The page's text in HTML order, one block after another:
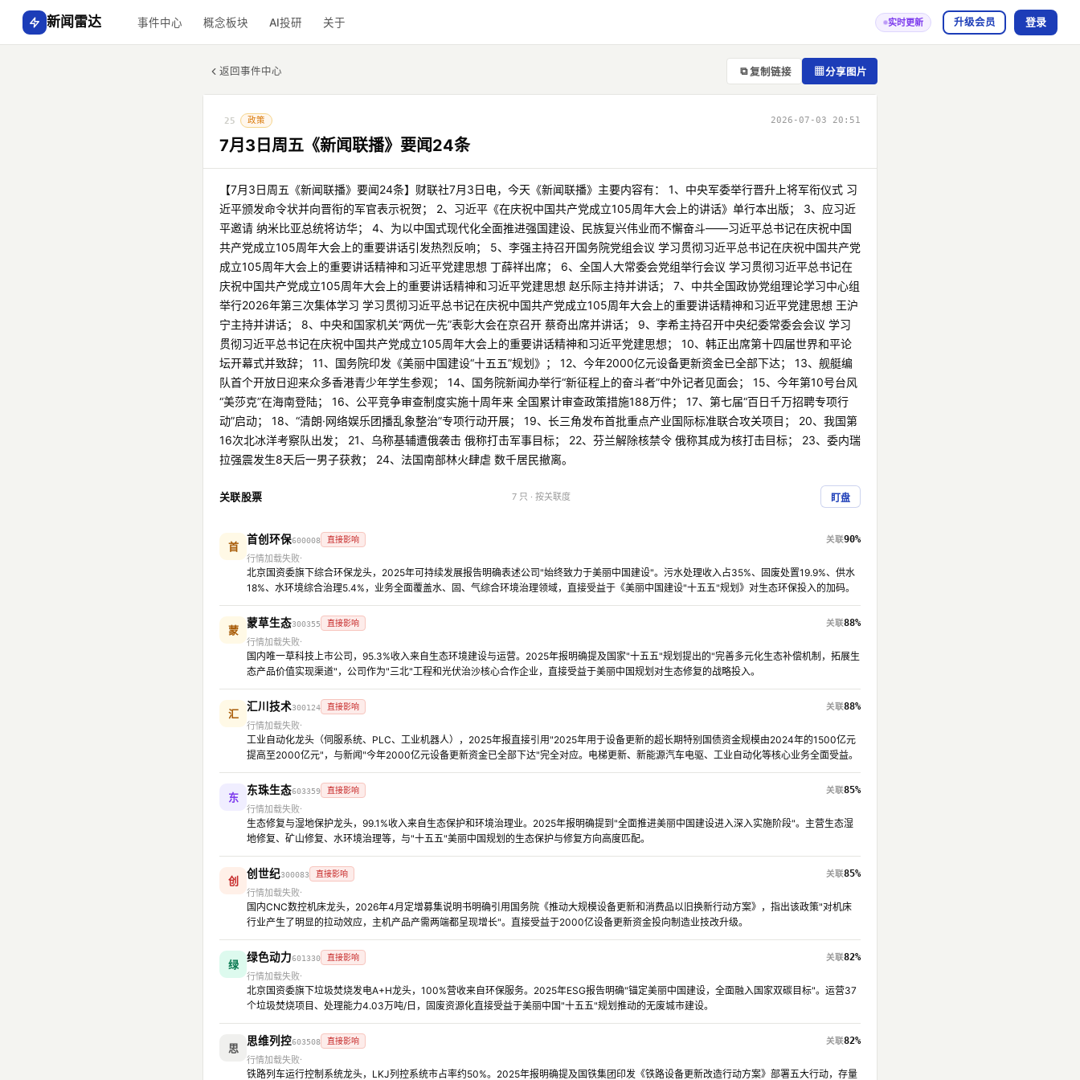
新闻雷达 事件中心 概念板块 AI投研 关于 实时更新 升级会员 登录
返回事件中心 ⧉ 复制链接 ▦分享图片
25 政策 2026-07-03 20:51
7月3日周五《新闻联播》要闻24条
【7月3日周五《新闻联播》要闻24条】财联社7月3日电，今天《新闻联播》主要内容有： 1、中央军委举行晋升上将军衔仪式 习
近平颁发命令状并向晋衔的军官表示祝贺； 2、习近平《在庆祝中国共产党成立105周年大会上的讲话》单行本出版； 3、应习近
平邀请 纳米比亚总统将访华； 4、为以中国式现代化全面推进强国建设、民族复兴伟业而不懈奋斗——习近平总书记在庆祝中国
共产党成立105周年大会上的重要讲话引发热烈反响； 5、李强主持召开国务院党组会议 学习贯彻习近平总书记在庆祝中国共产党
成立105周年大会上的重要讲话精神和习近平党建思想 丁薛祥出席； 6、全国人大常委会党组举行会议 学习贯彻习近平总书记在
庆祝中国共产党成立105周年大会上的重要讲话精神和习近平党建思想 赵乐际主持并讲话； 7、中共全国政协党组理论学习中心组
举行2026年第三次集体学习 学习贯彻习近平总书记在庆祝中国共产党成立105周年大会上的重要讲话精神和习近平党建思想 王沪
宁主持并讲话； 8、中央和国家机关“两优一先”表彰大会在京召开 蔡奇出席并讲话； 9、李希主持召开中央纪委常委会会议 学习
贯彻习近平总书记在庆祝中国共产党成立105周年大会上的重要讲话精神和习近平党建思想； 10、韩正出席第十四届世界和平论
坛开幕式并致辞； 11、国务院印发《美丽中国建设“十五五”规划》； 12、今年2000亿元设备更新资金已全部下达； 13、舰艇编
队首个开放日迎来众多香港青少年学生参观； 14、国务院新闻办举行“新征程上的奋斗者”中外记者见面会； 15、今年第10号台风
“美莎克”在海南登陆； 16、公平竞争审查制度实施十周年来 全国累计审查政策措施188万件； 17、第七届“百日千万招聘专项行
动”启动； 18、“清朗·网络娱乐团播乱象整治”专项行动开展； 19、长三角发布首批重点产业国际标准联合攻关项目； 20、我国第
16次北冰洋考察队出发； 21、乌称基辅遭俄袭击 俄称打击军事目标； 22、芬兰解除核禁令 俄称其成为核打击目标； 23、委内瑞
拉强震发生8天后一男子获救； 24、法国南部林火肆虐 数千居民撤离。
关联股票 7 只 · 按关联度 盯盘
首
首创环保600008 直接影响
90%
行情加载失败
北京国资委旗下综合环保龙头，2025年可持续发展报告明确表述公司"始终致力于美丽中国建设"。污水处理收入占35%、固废处置19.9%、供水
18%、水环境综合治理5.4%，业务全面覆盖水、固、气综合环境治理领域，直接受益于《美丽中国建设"十五五"规划》对生态环保投入的加码。
蒙
蒙草生态300355 直接影响
88%
行情加载失败
国内唯一草科技上市公司，95.3%收入来自生态环境建设与运营。2025年报明确提及国家"十五五"规划提出的"完善多元化生态补偿机制，拓展生
态产品价值实现渠道"，公司作为"三北"工程和光伏治沙核心合作企业，直接受益于美丽中国规划对生态修复的战略投入。
汇
汇川技术300124 直接影响
88%
行情加载失败
工业自动化龙头（伺服系统、PLC、工业机器人），2025年报直接引用"2025年用于设备更新的超长期特别国债资金规模由2024年的1500亿元
提高至2000亿元"，与新闻"今年2000亿元设备更新资金已全部下达"完全对应。电梯更新、新能源汽车电驱、工业自动化等核心业务全面受益。
东
东珠生态603359 直接影响
85%
行情加载失败
生态修复与湿地保护龙头，99.1%收入来自生态保护和环境治理业。2025年报明确提到"全面推进美丽中国建设进入深入实施阶段"。主营生态湿
地修复、矿山修复、水环境治理等，与"十五五"美丽中国规划的生态保护与修复方向高度匹配。
创
创世纪300083 直接影响
85%
行情加载失败
国内CNC数控机床龙头，2026年4月定增募集说明书明确引用国务院《推动大规模设备更新和消费品以旧换新行动方案》，指出该政策"对机床
行业产生了明显的拉动效应，主机产品产需两端都呈现增长"。直接受益于2000亿设备更新资金投向制造业技改升级。
绿
绿色动力601330 直接影响
82%
行情加载失败
北京国资委旗下垃圾焚烧发电A+H龙头，100%营收来自环保服务。2025年ESG报告明确"锚定美丽中国建设，全面融入国家双碳目标"。运营37
个垃圾焚烧项目、处理能力4.03万吨/日，固废资源化直接受益于美丽中国"十五五"规划推动的无废城市建设。
思
思维列控603508 直接影响
82%
行情加载失败
铁路列车运行控制系统龙头，LKJ列控系统市占率约50%。2025年报明确提及国铁集团印发《铁路设备更新改造行动方案》部署五大行动，存量